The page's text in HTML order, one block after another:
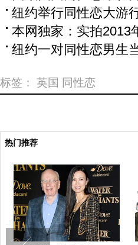
纽约举行同性恋大游
本网独家：实拍2013
纽约一对同性恋男生
标签： 英国 同性恋
热门推荐